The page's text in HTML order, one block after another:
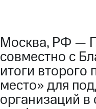
Москва, РФ —
совместно с
итоги
место» для
организаций